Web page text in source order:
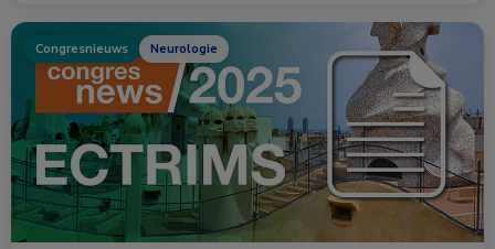
Congresnieuws Neurologie